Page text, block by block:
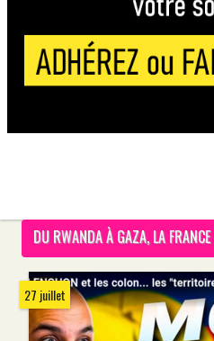
DU RWANDA À GAZA, LA FRANCE
27 juillet